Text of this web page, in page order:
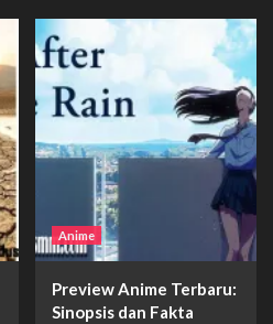
Anime
Preview Anime Terbaru:
Sinopsis dan Fakta